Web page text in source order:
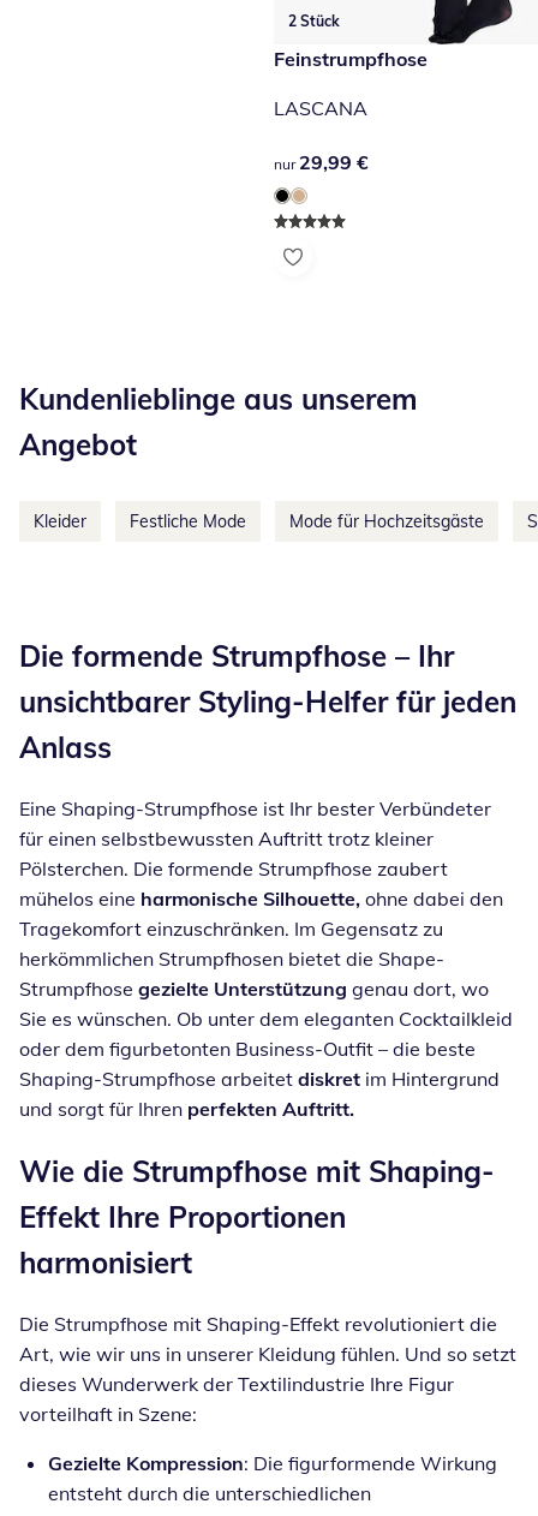
2 Stück
29,99 €
Feinstrumpfhose
LASCANA
29,99 €
nur 29,99 €
Kundenlieblinge aus unserem
Angebot
Kleider Festliche Mode Mode für Hochzeitsgäste
Die formende Strumpfhose – Ihr
unsichtbarer Styling-Helfer für jeden
Anlass
Eine Shaping-Strumpfhose ist Ihr bester Verbündeter
für einen selbstbewussten Auftritt trotz kleiner
Pölsterchen. Die formende Strumpfhose zaubert
mühelos eine harmonische Silhouette, ohne dabei den
Tragekomfort einzuschränken. Im Gegensatz zu
herkömmlichen Strumpfhosen bietet die Shape-
Strumpfhose gezielte Unterstützung genau dort, wo
Sie es wünschen. Ob unter dem eleganten Cocktailkleid
oder dem figurbetonten Business-Outfit – die beste
Shaping-Strumpfhose arbeitet diskret im Hintergrund
und sorgt für Ihren perfekten Auftritt.
Wie die Strumpfhose mit Shaping-
Effekt Ihre Proportionen
harmonisiert
Die Strumpfhose mit Shaping-Effekt revolutioniert die
Art, wie wir uns in unserer Kleidung fühlen. Und so setzt
dieses Wunderwerk der Textilindustrie Ihre Figur
vorteilhaft in Szene:
Gezielte Kompression: Die figurformende Wirkung
entsteht durch die unterschiedlichen